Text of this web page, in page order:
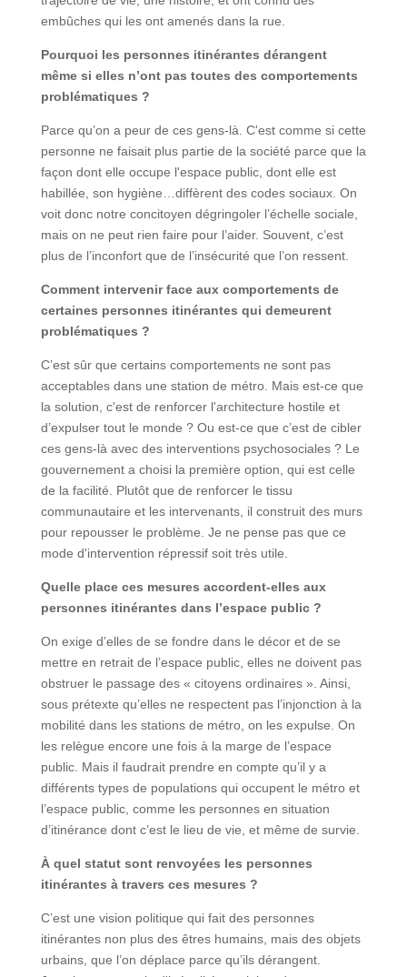
embûches qui les ont amenés dans la rue.
Pourquoi les personnes itinérantes dérangent
même si elles n’ont pas toutes des comportements
problématiques ?
Parce qu’on a peur de ces gens-là. C'est comme si cette
personne ne faisait plus partie de la société parce que la
façon dont elle occupe l'espace public, dont elle est
habillée, son hygiène…diffèrent des codes sociaux. On
voit donc notre concitoyen dégringoler l’échelle sociale,
mais on ne peut rien faire pour l’aider. Souvent, c’est
plus de l’inconfort que de l’insécurité que l’on ressent.
Comment intervenir face aux comportements de
certaines personnes itinérantes qui demeurent
problématiques ?
C’est sûr que certains comportements ne sont pas
acceptables dans une station de métro. Mais est-ce que
la solution, c'est de renforcer l'architecture hostile et
d’expulser tout le monde ? Ou est-ce que c’est de cibler
ces gens-là avec des interventions psychosociales ? Le
gouvernement a choisi la première option, qui est celle
de la facilité. Plutôt que de renforcer le tissu
communautaire et les intervenants, il construit des murs
pour repousser le problème. Je ne pense pas que ce
mode d'intervention répressif soit très utile.
Quelle place ces mesures accordent-elles aux
personnes itinérantes dans l’espace public ?
On exige d’elles de se fondre dans le décor et de se
mettre en retrait de l’espace public, elles ne doivent pas
obstruer le passage des « citoyens ordinaires ». Ainsi,
sous prétexte qu’elles ne respectent pas l’injonction à la
mobilité dans les stations de métro, on les expulse. On
les relègue encore une fois à la marge de l’espace
public. Mais il faudrait prendre en compte qu’il y a
différents types de populations qui occupent le métro et
l’espace public, comme les personnes en situation
d’itinérance dont c’est le lieu de vie, et même de survie.
À quel statut sont renvoyées les personnes
itinérantes à travers ces mesures ?
C’est une vision politique qui fait des personnes
itinérantes non plus des êtres humains, mais des objets
urbains, que l’on déplace parce qu’ils dérangent.